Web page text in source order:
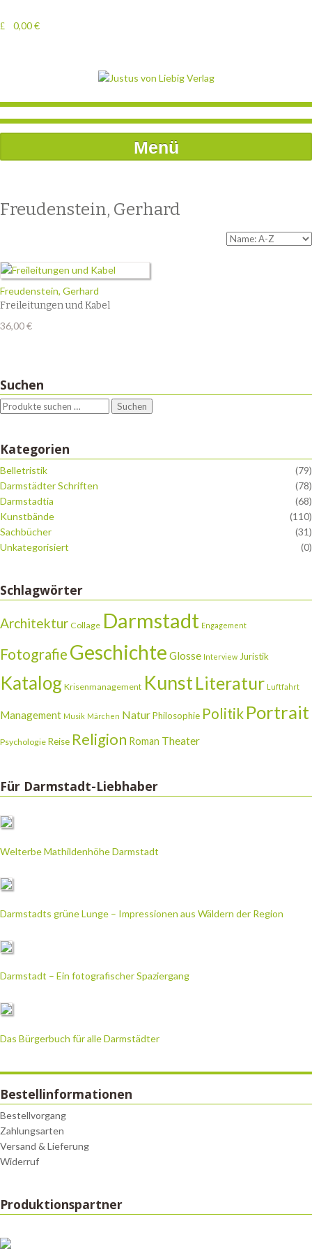
0,00€
Menü
Freudenstein, Gerhard
Freudenstein, Gerhard
Freileitungen und Kabel
36,00€
Suchen
Suchen
Kategorien
Belletristik
(79)
Darmstädter Schriften
(78)
Darmstadtia
(68)
Kunstbände
(110)
Sachbücher
(31)
Unkategorisiert
(0)
Schlagwörter
Architektur Collage Darmstadt Engagement
Fotografie Geschichte Glosse Interview Juristik
Katalog Krisenmanagement KunstLiteratur Luftfahrt
Management Musik Märchen NaturPhilosophie Politik Portrait
Psychologie Reise Religion Roman Theater
Für Darmstadt-Liebhaber
Welterbe Mathildenhöhe Darmstadt
Darmstadts grüne Lunge – Impressionen aus Wäldern der Region
Darmstadt – Ein fotografischer Spaziergang
Das Bürgerbuch für alle Darmstädter
Bestellinformationen
Bestellvorgang
Zahlungsarten
Versand & Lieferung
Widerruf
Produktionspartner